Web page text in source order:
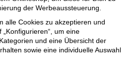
der Werbeaussteuerung.
alle Cookies zu akzeptieren und
um eine
und eine Übersicht der
sowie eine individuelle Auswahl